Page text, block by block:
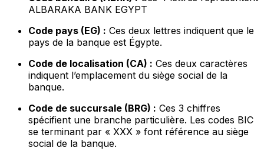
ALBARAKA BANK EGYPT
Code pays (EG) : Ces deux lettres indiquent que le
pays de la banque est Égypte.
Code de localisation (CA) : Ces deux caractères
indiquent l’emplacement du siège social de la
banque.
Code de succursale (BRG) : Ces 3 chiffres
spécifient une branche particulière. Les codes BIC
se terminant par « XXX » font référence au siège
social de la banque.